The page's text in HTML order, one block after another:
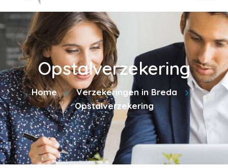
Opstalverzekering
Home
Verzekeringen in Breda
Opstalverzekering